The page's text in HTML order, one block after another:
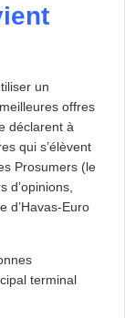
un
offres
déclarent à
qui s’élèvent
Prosumers (le
d’opinions,
d’Havas-Euro
terminal